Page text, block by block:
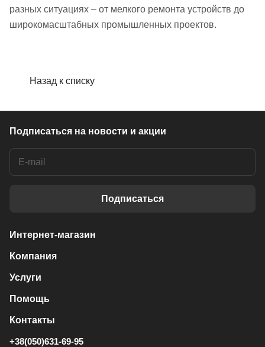
разных ситуациях – от мелкого ремонта устройств до
широкомасштабных промышленных проектов.
Назад к списку
Подписаться на новости и акции
Подписаться
Интернет-магазин
Компания
Услуги
Помощь
Контакты
+38(050)631-69-95